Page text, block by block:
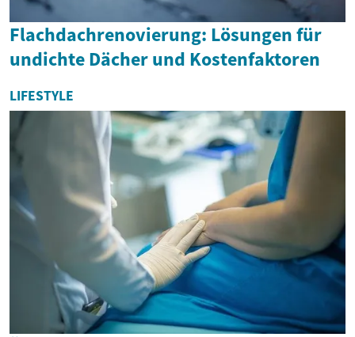
Flachdachrenovierung: Lösungen für
undichte Dächer und Kostenfaktoren
LIFESTYLE